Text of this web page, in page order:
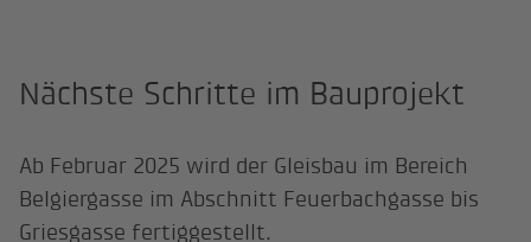
Nächste Schritte im Bauprojekt
Ab Februar 2025 wird der Gleisbau im Bereich
Belgiergasse im Abschnitt Feuerbachgasse bis
Griesgasse fertiggestellt.